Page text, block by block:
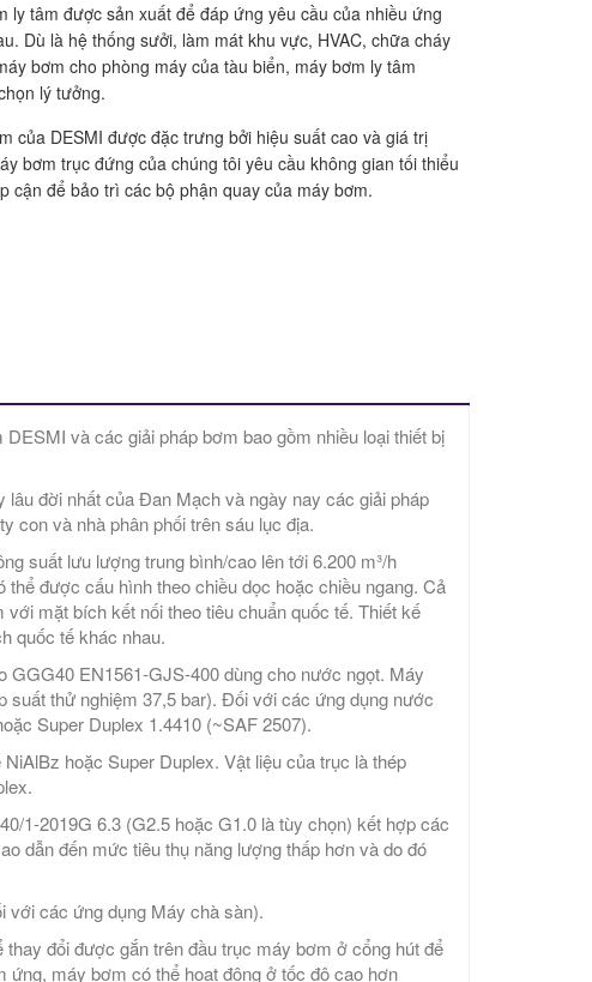
ly tâm được sản xuất để đáp ứng yêu cầu của nhiều ứng
Dù là hệ thống sưởi, làm mát khu vực, HVAC, chữa cháy
bơm cho phòng máy của tàu biển, máy bơm ly tâm
lý tưởng.
của DESMI được đặc trưng bởi hiệu suất cao và giá trị
bơm trục đứng của chúng tôi yêu cầu không gian tối thiểu
cận để bảo trì các bộ phận quay của máy bơm.
và các giải pháp bơm bao gồm nhiều loại thiết bị
đời nhất của Đan Mạch và ngày nay các giải pháp
con và nhà phân phối trên sáu lục địa.
suất lưu lượng trung bình/cao lên tới 6.200 m³/h
được cấu hình theo chiều dọc hoặc chiều ngang. Cả
mặt bích kết nối theo tiêu chuẩn quốc tế. Thiết kế
quốc tế khác nhau.
EN1561-GJS-400 dùng cho nước ngọt. Máy
thử nghiệm 37,5 bar). Đối với các ứng dụng nước
Super Duplex 1.4410 (~SAF 2507).
hoặc Super Duplex. Vật liệu của trục là thép
1-2019G 6.3 (G2.5 hoặc G1.0 là tùy chọn) kết hợp các
dẫn đến mức tiêu thụ năng lượng thấp hơn và do đó
với các ứng dụng Máy chà sàn).
đổi được gắn trên đầu trục máy bơm ở cổng hút để
máy bơm có thể hoạt động ở tốc độ cao hơn